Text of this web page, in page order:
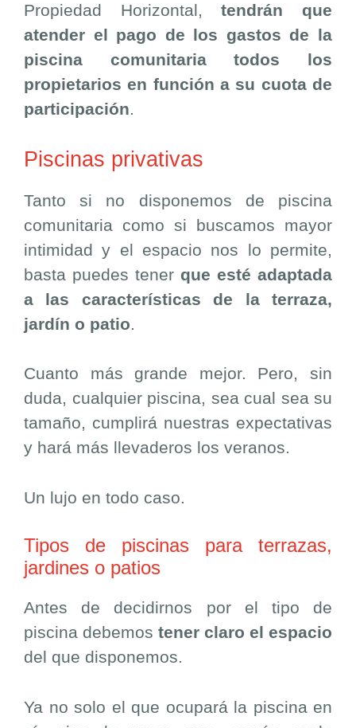
Propiedad Horizontal,tendrán que
atender el pago de los gastos de la
piscina comunitaria todos los
propietarios en función a su cuota de
participación.
Piscinas privativas
Tanto si no disponemos de piscina
comunitaria como si buscamos mayor
intimidad y el espacio nos lo permite,
basta puedes tener que esté adaptada
a las características de la terraza,
jardín o patio
Cuanto más grande mejor. Pero, sin
duda, cualquier piscina, sea cual sea su
tamaño, cumplirá nuestras expectativas
y hará más llevaderos los veranos.
Un lujo en todo caso.
Tipos de piscinas para terrazas,
jardines o patios
Antes de decidirnos por el tipo de
piscina debemos tener claro el espacio
del que disponemos.
Ya no solo el que ocupará la piscina en